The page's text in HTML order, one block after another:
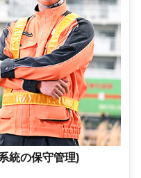
統の保守管理)